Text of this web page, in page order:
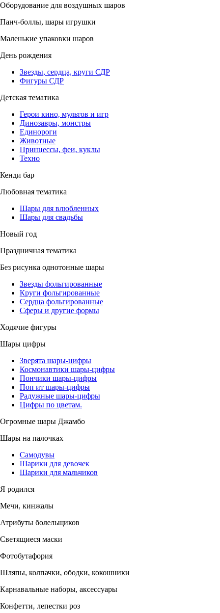
Оборудование для воздушных шаров
Панч-боллы, шары игрушки
Маленькие упаковки шаров
День рождения
Звезды, сердца, круги СДР
Фигуры СДР
Детская тематика
Герои кино, мультов и игр
Динозавры, монстры
Единороги
Животные
Принцессы, феи, куклы
Техно
Кенди бар
Любовная тематика
Шары для влюбленных
Шары для свадьбы
Новый год
Праздничная тематика
Без рисунка однотонные шары
Звезды фольгированные
Круги фольгированные
Сердца фольгированные
Сферы и другие формы
Ходячие фигуры
Шары цифры
Зверята шары-цифры
Космонавтики шары-цифры
Пончики шары-цифры
Поп ит шары-цифры
Радужные шары-цифры
Цифры по цветам.
Огромные шары Джамбо
Шары на палочках
Самодувы
Шарики для девочек
Шарики для мальчиков
Я родился
Мечи, кинжалы
Атрибуты болельщиков
Светящиеся маски
Фотобутафория
Шляпы, колпачки, ободки, кокошники
Карнавальные наборы, аксессуары
Конфетти, лепестки роз